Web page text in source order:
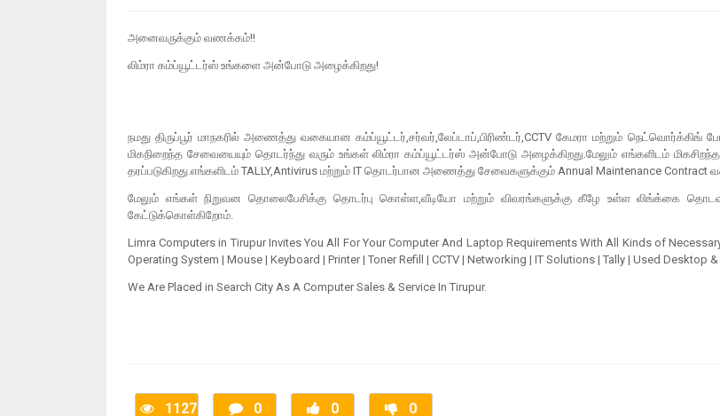
அனைவருக்கும் வணக்கம்!!
லிம்ரா கம்ப்யூட்டர்ஸ் உங்களை அன்போடு அழைக்கிறது!
நமது திருப்பூர் மாநகரில் அணைத்து வகையான கம்ப்யூட்டர்,சர்வர்,லேப்டாப்,பிரிண்டர்,CCTV கேமரா மற்றும்
மிகநிறைந்த சேவையையும் தொடர்ந்து வரும் உங்கள் லிம்ரா கம்ப்யூட்டர்ஸ் அன்போடு அழைக்கிறது.மேலும் எங்களிடம்
தரப்படுகிறது.எங்களிடம் TALLY,Antivirus மற்றும் IT தொடர்பான அணைத்து சேவைகளுக்கும் Annual Maintenance Contract
மேலும் எங்கள் நிறுவன தொலைபேசிக்கு தொடர்பு கொள்ள,வீடியோ மற்றும் விவரங்களுக்கு கீழே உள்ள லிங்க்கை
கேட்டுக்கொள்கிறோம்.
Limra Computers in Tirupur Invites You All For Your Computer And Laptop Requirements With All Kinds of
Operating System | Mouse | Keyboard | Printer | Toner Refill | CCTV | Networking | IT Solutions | Tally | Used Desktop
We Are Placed in Search City As A Computer Sales & Service In Tirupur.
1127 0 0 0